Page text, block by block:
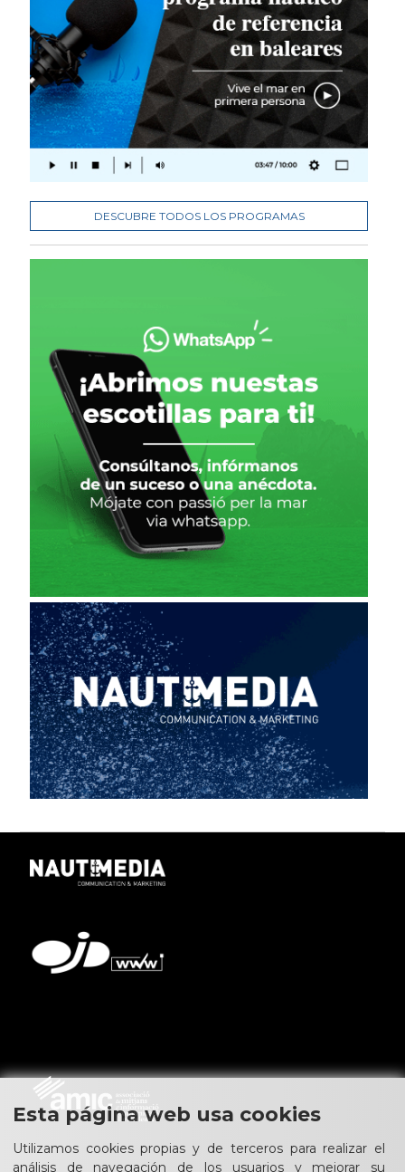
DESCUBRE TODOS LOS PROGRAMAS
Esta página web usa cookies
Utilizamos cookies propias y de terceros para realizar el
análisis de navegación de los usuarios y mejorar su